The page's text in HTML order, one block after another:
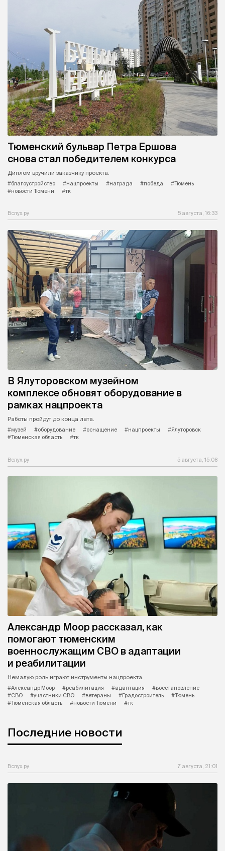
Тюменский бульвар Петра Ершова
снова стал победителем конкурса
Диплом вручили заказчику проекта.
#благоустройство
#нацпроекты #награда #победа
#Тюмень
#новости Тюмени
#тк
Вслух.ру 5 августа, 16:33
В Ялуторовском музейном
комплексе обновят оборудование в
рамках нацпроекта
Работы пройдут до конца лета.
#музей
#оборудование #оснащение #нацпроекты
#Ялуторовск
#Тюменская область
#тк
Вслух.ру 5 августа, 15:08
Александр Моор рассказал, как
помогают тюменским
военнослужащим СВО в адаптации
и реабилитации
Немалую роль играют инструменты нацпроекта.
#Александр Моор
#реабилитация #адаптация
#восстановление
#СВО
#участники СВО #ветераны #Градостроитель
#Тюмень
#Тюменская область
#новости Тюмени #тк
Последние новости
Вслух.ру 7 августа, 21:01